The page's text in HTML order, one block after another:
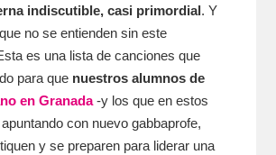
indiscutible, casi primordial. Y
no se entienden sin este
es una lista de canciones que
para que nuestros alumnos de
en Granada-y los que en estos
con nuevo gabbaprofe,
y se preparen para liderar una